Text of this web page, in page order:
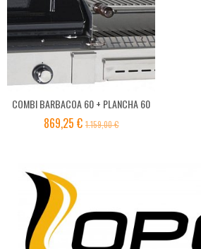
COMBI BARBACOA 60 + PLANCHA 60
869,25 € 1.159,00 €